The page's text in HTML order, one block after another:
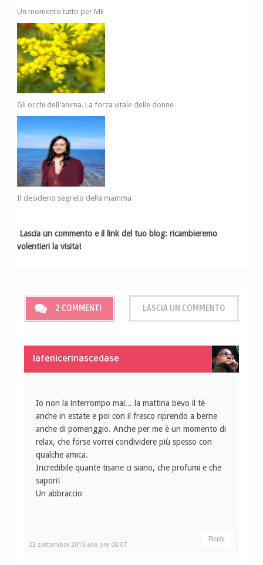
Un momento tutto per ME
Gli occhi dell'anima. La forza vitale delle donne
Il desiderio segreto della mamma
Lascia un commento e il link del tuo blog: ricambieremo
volentieri la visita!
2 COMMENTI LASCIA UN COMMENTO
lafenicerinascedase
22 settembre 2015 alle ore 00:07
Io non la interrompo mai... la mattina bevo il tè
anche in estate e poi con il fresco riprendo a berne
anche di pomeriggio. Anche per me è un momento di
relax, che forse vorrei condividere più spesso con
qualche amica.
Incredibile quante tisane ci siano, che profumi e che
sapori!
Un abbraccio
Reply